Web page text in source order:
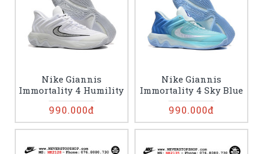
Nike Giannis
Immortality 4 Humility
990.000đ
Nike Giannis
Immortality 4 Sky Blue
990.000đ